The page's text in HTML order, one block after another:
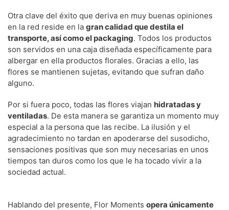
Otra clave del éxito que deriva en muy buenas opiniones
en la red reside en la gran calidad que destila el
transporte, así como el packaging. Todos los productos
son servidos en una caja diseñada específicamente para
albergar en ella productos florales. Gracias a ello, las
flores se mantienen sujetas, evitando que sufran daño
alguno.
Por si fuera poco, todas las flores viajan hidratadas y
ventiladas. De esta manera se garantiza un momento muy
especial a la persona que las recibe. La ilusión y el
agradecimiento no tardan en apoderarse del susodicho,
sensaciones positivas que son muy necesarias en unos
tiempos tan duros como los que le ha tocado vivir a la
sociedad actual.
Hablando del presente, Flor Moments opera únicamente